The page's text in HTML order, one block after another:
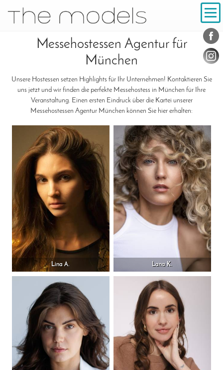
Navigation
Messehostessen Agentur für
München
Unsere Hostessen setzen Highlights für Ihr Unternehmen! Kontaktieren Sie
uns jetzt und wir finden die perfekte Messehostess in München für Ihre
Veranstaltung. Einen ersten Eindruck über die Kartei unserer
Messehostessen Agentur München können Sie hier erhalten:
Lina A. Lana K.